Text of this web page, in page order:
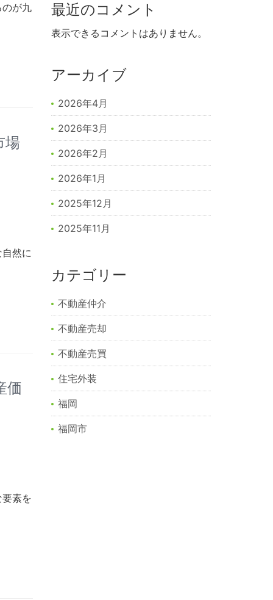
が九
場
然に
価
素を
最近のコメント
表示できるコメントはありません。
アーカイブ
2026年4月
2026年3月
2026年2月
2026年1月
2025年12月
2025年11月
カテゴリー
不動産仲介
不動産売却
不動産売買
住宅外装
福岡
福岡市